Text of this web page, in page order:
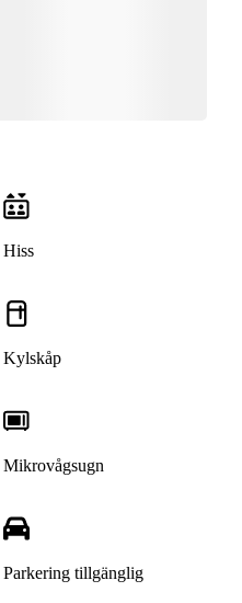
Hiss
Kylskåp
Mikrovågsugn
Parkering tillgänglig